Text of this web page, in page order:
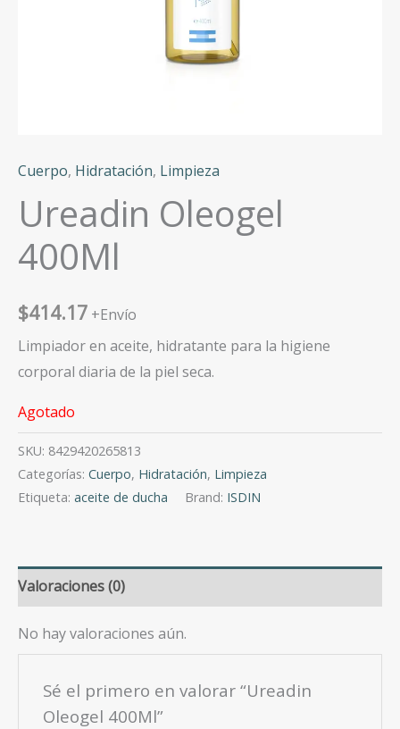
Cuerpo, Hidratación, Limpieza
Ureadin Oleogel
400Ml
$414.17 +Envío
Limpiador en aceite, hidratante para la higiene
corporal diaria de la piel seca.
Agotado
SKU: 8429420265813
Categorías: Cuerpo, Hidratación, Limpieza
Etiqueta: aceite de ducha Brand: ISDIN
Valoraciones (0)
No hay valoraciones aún.
Sé el primero en valorar “Ureadin
Oleogel 400Ml”